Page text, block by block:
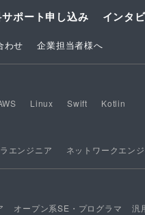
ポート申し込み インタ
わせ 企業担当者様へ
Linux Swift Kotlin
エンジニア ネットワークエン
オープン系SE・プログラマ 汎